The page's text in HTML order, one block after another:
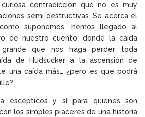
contradicción que no es muy
semi destructivas. Se acerca el
suponemos, hemos llegado al
de nuestro cuento: donde la caída
que nos haga perder toda
de Hudsucker a la ascensión de
una caída más… ¿pero es que podrá
escépticos y sí para quienes son
los simples placeres de una historia